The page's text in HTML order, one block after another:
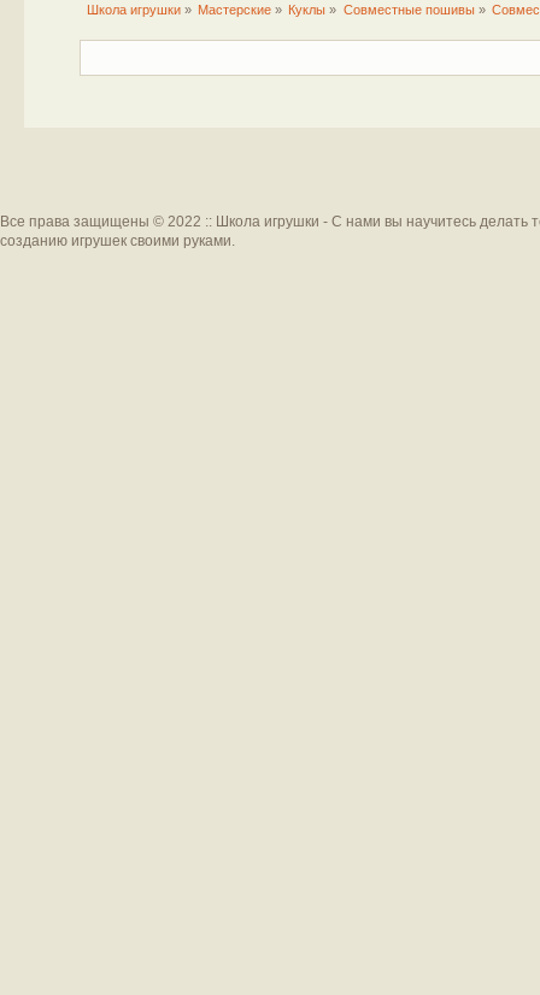
Школа игрушки» Мастерские » Куклы » Совместные пошивы»
Все права защищены © 2022 :: Школа игрушки - С нами вы научитесь делать
созданию игрушек своими руками.